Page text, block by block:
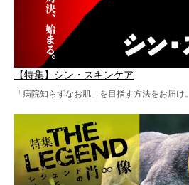
【特集】シン・スキンケア
「病院知らずなお肌」を目指す方法をお届け。